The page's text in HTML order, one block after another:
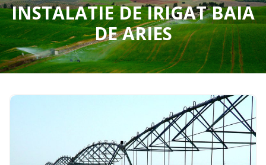
INSTALATIE DE IRIGAT BAIA
DE ARIES